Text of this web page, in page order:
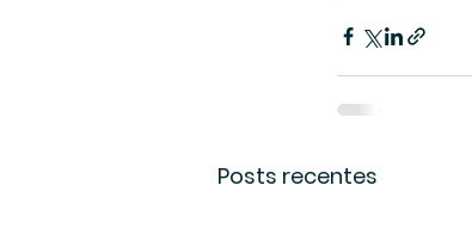
Posts recentes